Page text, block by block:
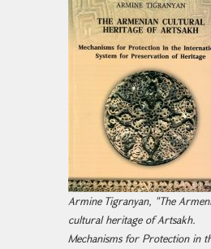
Armine Tigranyan, "The
cultural heritage of Artsakh.
Mechanisms for Protection in